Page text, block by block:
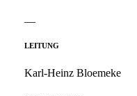
LEITUNG
Karl-Heinz Bloemeke